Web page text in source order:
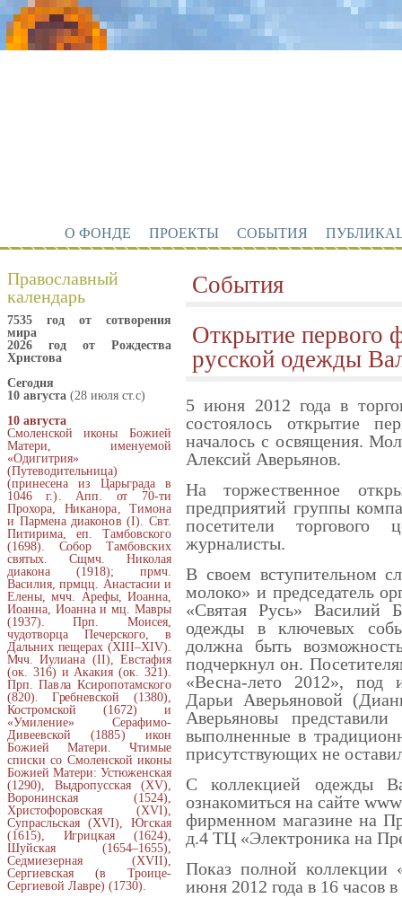
О ФОНДЕ ПРОЕКТЫ СОБЫТИЯ
События
Открытие первого
русской одежды
5 июня 2012 года в
состоялось открытие
началось с освящения.
Алексий Аверьянов.
На торжественное
предприятий группы
посетители торгового
журналисты.
В своем вступительном
молоко» и председатель
«Святая Русь» Василий
одежды в ключевых
должна быть
подчеркнул он.
«Весна-лето 2012», под
Дарьи Аверьяновой
Аверьяновы
выполненные в
присутствующих не
С коллекцией одежды
ознакомиться на сайте
фирменном магазине на
д.4 ТЦ «Электроника на
Показ полной коллекции
июня 2012 года в 16 часов
Православный
календарь
7535 год от сотворения
мира
2026 год от Рождества
Христова
Сегодня
10 августа (28 июля ст.с)
10 августа
Смоленской иконы Божией
Матери, именуемой
«Одигитрия»
(Путеводительница)
(принесена из Царьграда в
1046 г.). Апп. от 70-ти
Прохора, Никанора, Тимона
и Пармена диаконов (I). Свт.
Питирима, еп. Тамбовского
(1698). Собор Тамбовских
святых. Сщмч. Николая
диакона (1918); прмч.
Василия, прмцц. Анастасии и
Елены, мчч. Арефы, Иоанна,
Иоанна, Иоанна и мц. Мавры
(1937). Прп. Моисея,
чудотворца Печерского, в
Дальних пещерах (XIII–XIV).
Мчч. Иулиана (II), Евстафия
(ок. 316) и Акакия (ок. 321).
Прп. Павла Ксиропотамского
(820). Гребневской (1380),
Костромской (1672) и
«Умиление» Серафимо-
Дивеевской (1885) икон
Божией Матери. Чтимые
списки со Смоленской иконы
Божией Матери: Устюженская
(1290), Выдропусская (XV),
Воронинская (1524),
Христофоровская (XVI),
Супрасльская (XVI), Югская
(1615), Игрицкая (1624),
Шуйская (1654–1655),
Седмиезерная (XVII),
Сергиевская (в Троице-
Сергиевой Лавре) (1730).